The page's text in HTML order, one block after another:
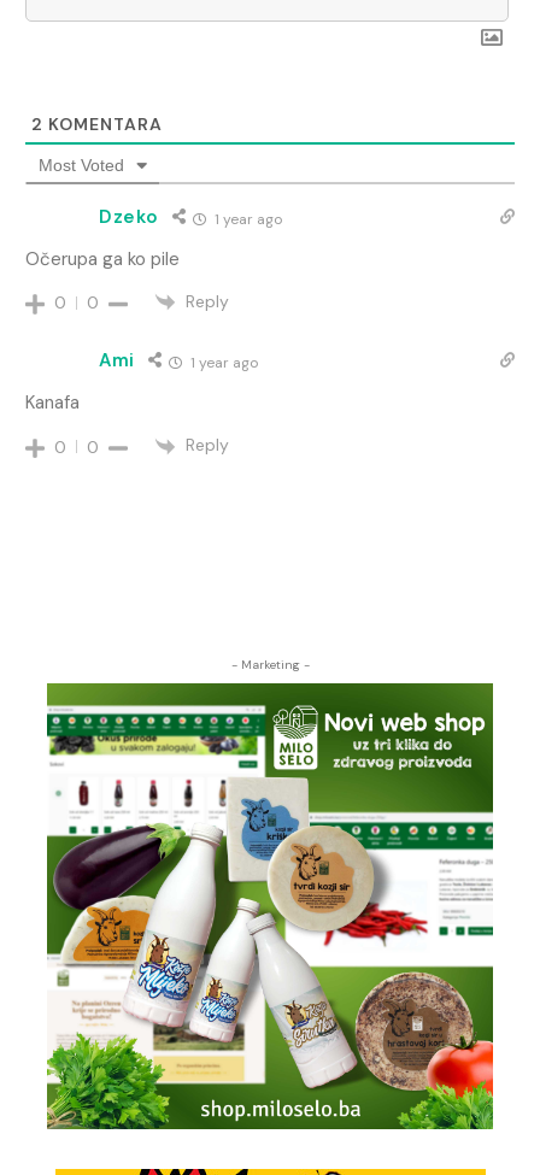
2 KOMENTARA
Most Voted
Dzeko 1 year ago
Očerupa ga ko pile
0 0 Reply
Ami 1 year ago
Kanafa
0 0 Reply
- Marketing -